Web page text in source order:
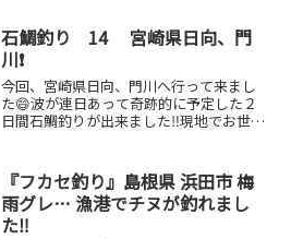
石鯛釣り 14 宮崎県日向、門
川❗
今回、宮崎県日向、門川へ行って来まし
た😄波が連日あって奇跡的に予定した２
日間石鯛釣りが出来ました‼️現地でお世話
『フカセ釣り』島根県 浜田市 梅
雨グレ… 漁港でチヌが釣れまし
た‼️